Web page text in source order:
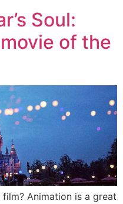
Soul:
of the
film? Animation is a great